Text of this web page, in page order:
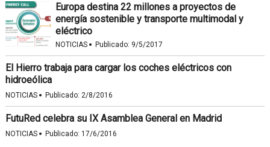
Europa destina 22 millones a proyectos de
energía sostenible y transporte multimodal y
eléctrico
NOTICIAS · Publicado: 9/5/2017
El Hierro trabaja para cargar los coches eléctricos con
hidroeólica
NOTICIAS · Publicado: 2/8/2016
FutuRed celebra su IX Asamblea General en Madrid
NOTICIAS · Publicado: 17/6/2016